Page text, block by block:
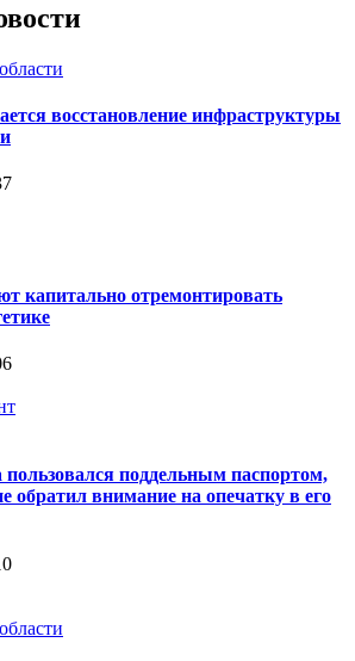
восстановление инфраструктуры
капитально отремонтировать
поддельным паспортом,
обратил внимание на опечатку в его